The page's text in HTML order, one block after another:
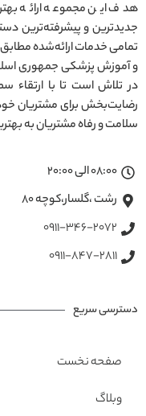
هدف این مجموعه ارائه
جدیدترین و پیشرفته‌ترین
و آموزش پزشکی جمهوری
در تلاش است تا با ارتقاء
رضایت‌بخش برای مشتریان
سلامت و رفاه مشتریان به
08:00 الی 20:00
رشت ،گلسار،کوچه ۸۰
0911-346-2072
0911-847-2811
دسترسی سریع
صفحه نخست
وبلاگ